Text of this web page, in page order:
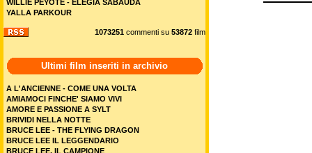
WILLIE PEYOTE - ELEGIA SABAUDA
YALLA PARKOUR
1073251 commenti su 53872 film
Ultimi film inseriti in archivio
A L'ANCIENNE - COME UNA VOLTA
AMIAMOCI FINCHE' SIAMO VIVI
AMORE E PASSIONE A SYLT
BRIVIDI NELLA NOTTE
BRUCE LEE - THE FLYING DRAGON
BRUCE LEE IL LEGGENDARIO
BRUCE LEE, IL CAMPIONE